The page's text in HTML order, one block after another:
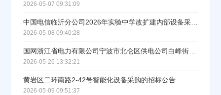
2026-05-07 09:31:09
中国电信临沂分公司2026年实验中学改扩建内部设备采购及集成服务DICT项目招标公告
2026-05-08 09:40:28
国网浙江省电力有限公司宁波市北仑区供电公司白峰街道新峰村下林新苑电力工程设备招标采购公告
2026-05-26 13:32:21
黄岩区二环南路2-42号智能化设备采购的招标公告
2026-05-09 09:51:37